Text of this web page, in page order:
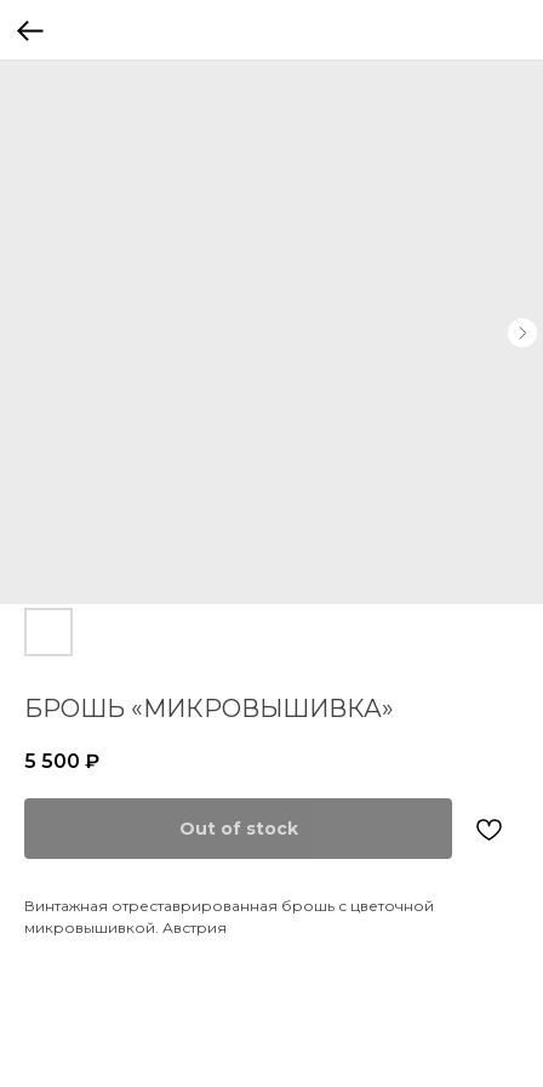
БРОШЬ «МИКРОВЫШИВКА»
5 500 ₽
Out of stock
Винтажная отреставрированная брошь с цветочной
микровышивкой. Австрия